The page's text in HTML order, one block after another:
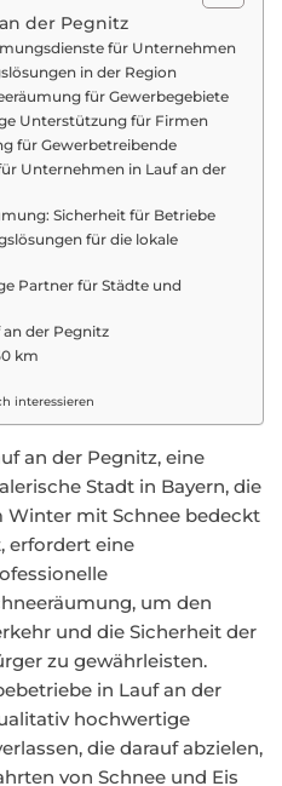
der Pegnitz
für Unternehmen
in der Region
für Gewerbegebiete
Unterstützung für Firmen
für Gewerbetreibende
Unternehmen in Lauf an der
Sicherheit für Betriebe
für die lokale
Partner für Städte und
der Pegnitz
km
interessieren
an der Pegnitz, eine
Stadt in Bayern, die
Winter mit Schnee bedeckt
erfordert eine
um den
und die Sicherheit der
zu gewährleisten.
in Lauf an der
hochwertige
die darauf abzielen,
von Schnee und Eis